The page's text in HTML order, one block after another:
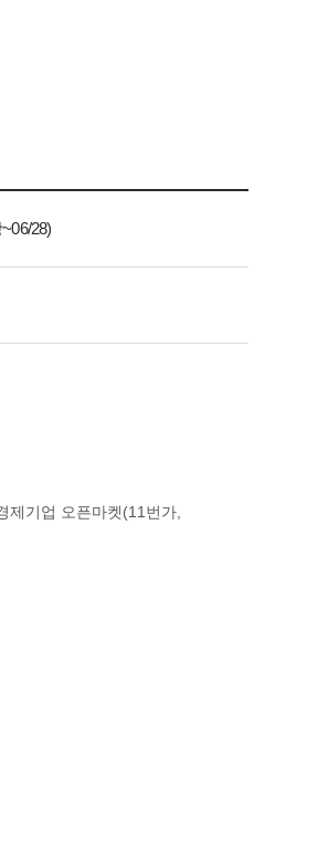
28)
제기업 오픈마켓(11번가,